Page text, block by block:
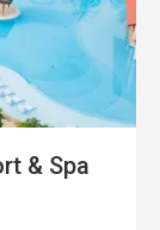
& Spa